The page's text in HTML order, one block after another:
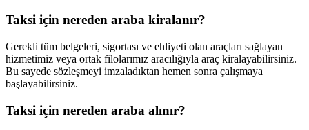
Taksi için nereden araba kiralanır?
Gerekli tüm belgeleri, sigortası ve ehliyeti olan araçları sağlayan
hizmetimiz veya ortak filolarımız aracılığıyla araç kiralayabilirsiniz.
Bu sayede sözleşmeyi imzaladıktan hemen sonra çalışmaya
başlayabilirsiniz.
Taksi için nereden araba alınır?